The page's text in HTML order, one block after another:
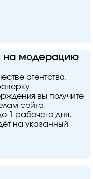
на модерацию
агентства.
вы получите
сайта.
1 рабочего дня.
на указанный